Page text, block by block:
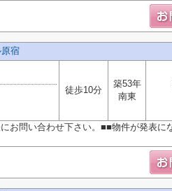
宿
徒歩10分
築53年
南東
お問い合わせ下さい。■■物件が発表に